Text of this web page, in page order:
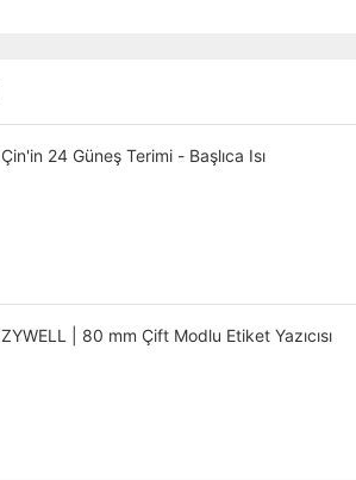
Çin'in 24 Güneş Terimi - Başlıca Isı
ZYWELL | 80 mm Çift Modlu Etiket Yazıcısı